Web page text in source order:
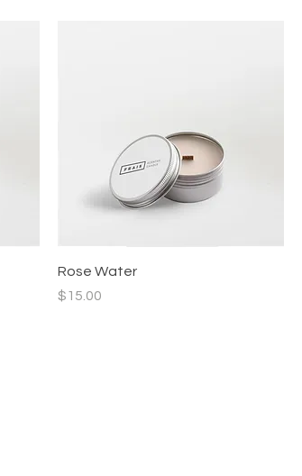
Rose Water
價格
$15.00